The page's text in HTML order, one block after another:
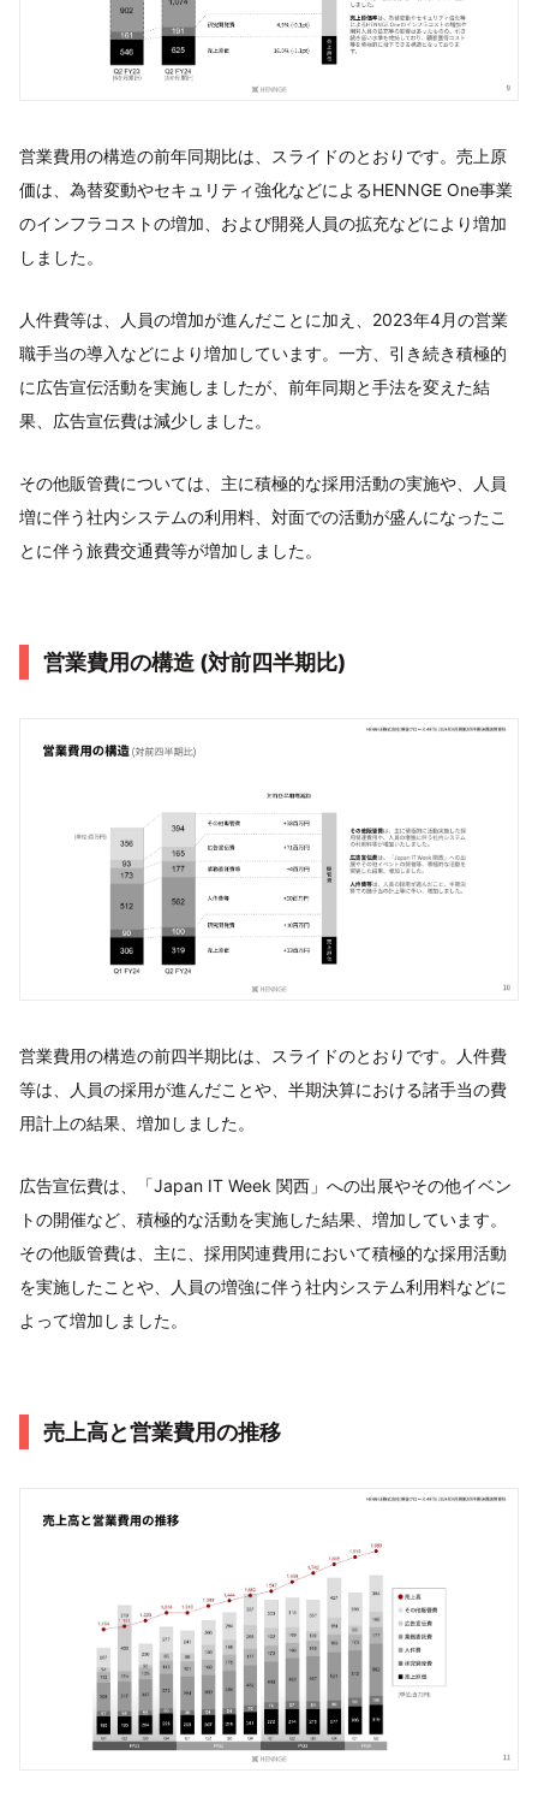
営業費用の構造の前年同期比は、スライドのとおりです。売上原
価は、為替変動やセキュリティ強化などによるHENNGE One事業
のインフラコストの増加、および開発人員の拡充などにより増加
しました。
人件費等は、人員の増加が進んだことに加え、2023年4月の営業
職手当の導入などにより増加しています。一方、引き続き積極的
に広告宣伝活動を実施しましたが、前年同期と手法を変えた結
果、広告宣伝費は減少しました。
その他販管費については、主に積極的な採用活動の実施や、人員
増に伴う社内システムの利用料、対面での活動が盛んになったこ
とに伴う旅費交通費等が増加しました。
営業費⽤の構造 (対前四半期⽐)
営業費⽤の構造の前四半期比は、スライドのとおりです。人件費
等は、人員の採用が進んだことや、半期決算における諸手当の費
用計上の結果、増加しました。
広告宣伝費は、「Japan IT Week 関西」への出展やその他イベン
トの開催など、積極的な活動を実施した結果、増加しています。
その他販管費は、主に、採用関連費用において積極的な採用活動
を実施したことや、人員の増強に伴う社内システム利用料などに
よって増加しました。
売上⾼と営業費⽤の推移